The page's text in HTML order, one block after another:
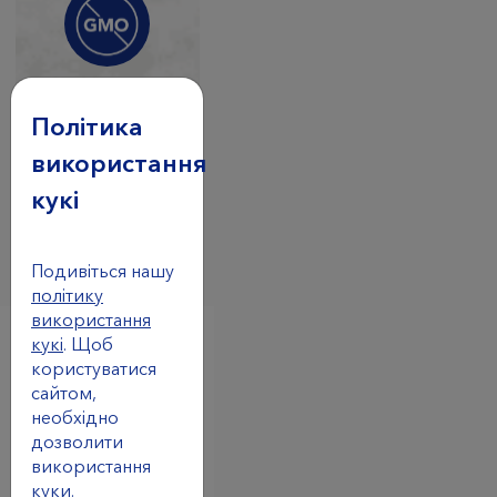
ГМО
* За винятком тих
випадкiв, коли вони
вказани у складi.
Переваги
Допомагає
еритроцитам
Політика
використання
кукі
Подивіться нашу
політику
використання
кукі. Щоб
користуватися
сайтом,
необхідно
дозволити
використання
куки.